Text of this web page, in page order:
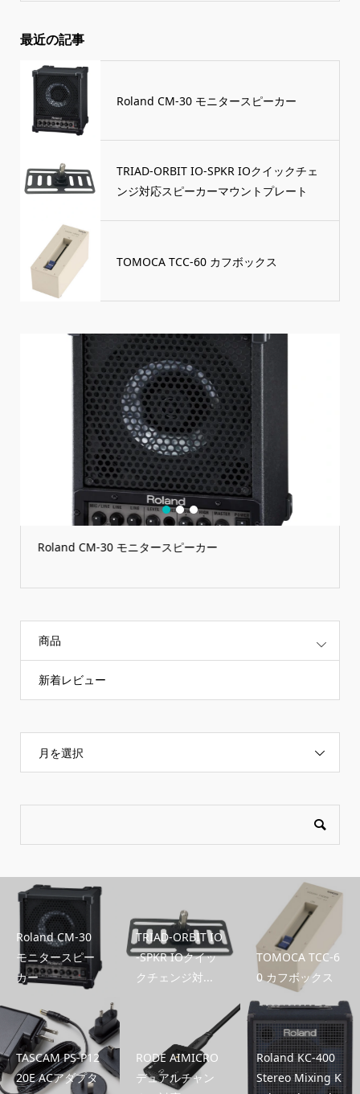
最近の記事
Roland CM-30 モニタースピーカー
TRIAD-ORBIT IO-SPKR IOクイックチェ
ンジ対応スピーカーマウントプレート
TOMOCA TCC-60 カフボックス
Roland CM-30 モニタースピーカー
1 2 3
商品
新着レビュー
月を選択
Roland CM-30
モニタースピー
カー
TRIAD-ORBIT IO
-SPKR IOクイッ
クチェンジ対...
TOMOCA TCC-6
0 カフボックス
TASCAM PS-P12
20E ACアダプタ
RODE AIMICRO
デュアルチャン
Roland KC-400
Stereo Mixing K